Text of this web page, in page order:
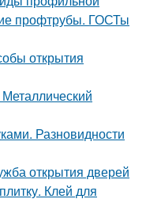
профтрубы. ГОСТы
открытия
Разновидности
открытия дверей
Клей для